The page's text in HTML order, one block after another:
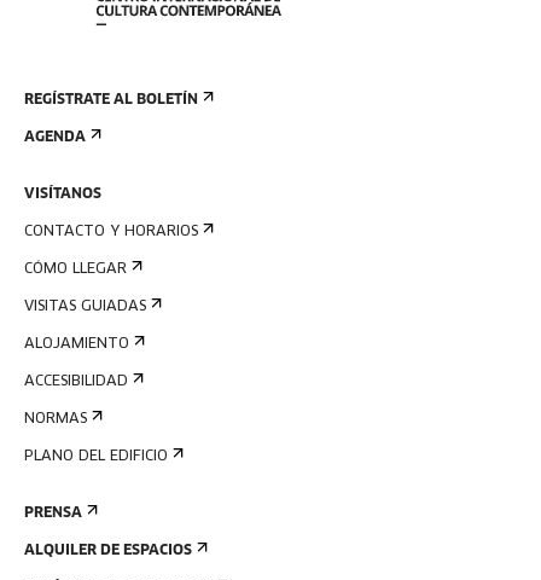
REGÍSTRATE AL BOLETÍN
AGENDA
VISÍTANOS
CONTACTO Y HORARIOS
CÓMO LLEGAR
VISITAS GUIADAS
ALOJAMIENTO
ACCESIBILIDAD
NORMAS
PLANO DEL EDIFICIO
PRENSA
ALQUILER DE ESPACIOS